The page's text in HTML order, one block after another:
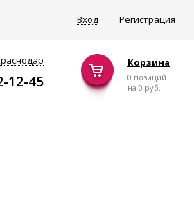
Вход Регистрация
12-45
Корзина
0 позиций
на 0 руб.